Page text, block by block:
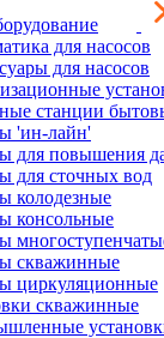
для насосов
для насосов
станции
'ин-лайн'
для повышения
для сточных вод
колодезные
консольные
скважинные
циркуляционные
скважинные